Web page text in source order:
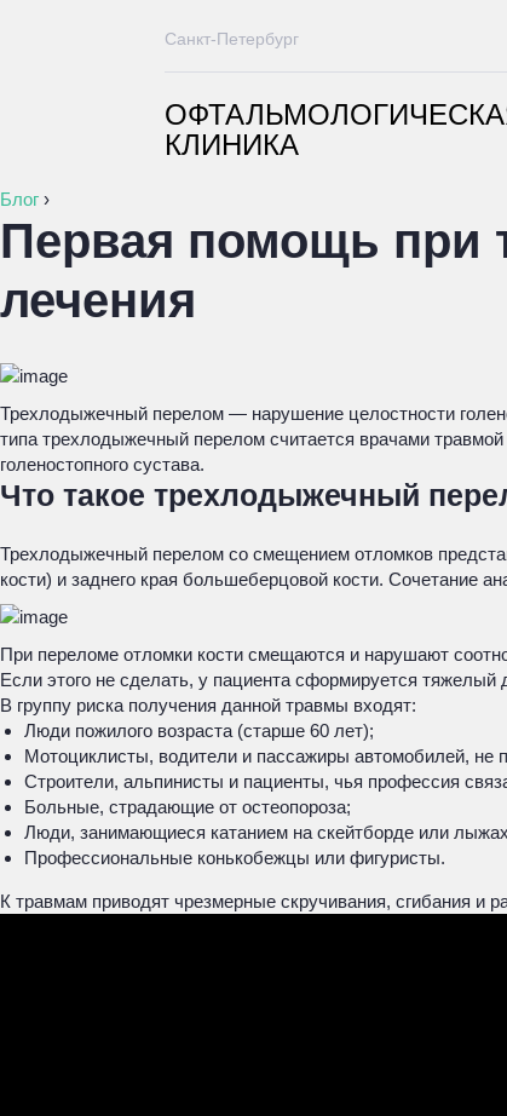
КЛИНИКА
Санкт-Петербург
Блог ›
Первая помощь при
лечения
Трехлодыжечный перелом — нарушение целостности
типа трехлодыжечный перелом считается врачами
голеностопного сустава.
Что такое трехлодыжечный
Трехлодыжечный перелом со смещением отломков
кости) и заднего края большеберцовой кости. Сочетание
При переломе отломки кости смещаются и нарушают
Если этого не сделать, у пациента сформируется
В группу риска получения данной травмы входят:
Люди пожилого возраста (старше 60 лет);
Мотоциклисты, водители и пассажиры автомобилей, не
Строители, альпинисты и пациенты, чья профессия
Больные, страдающие от остеопороза;
Люди, занимающиеся катанием на скейтборде или
Профессиональные конькобежцы или фигуристы.
К травмам приводят чрезмерные скручивания, сгибания и